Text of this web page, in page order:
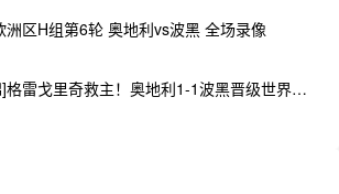
洲区H组第6轮 奥地利vs波黑 全场录像
雷戈里奇救主！奥地利1-1波黑晋级世界杯正赛